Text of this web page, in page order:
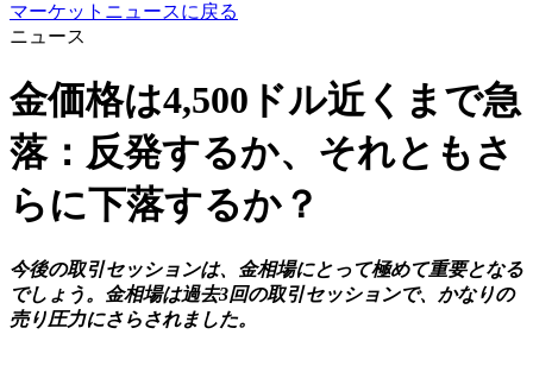
マーケットニュースに戻る
ニュース
金価格は4,500ドル近くまで急
落：反発するか、それともさ
らに下落するか？
今後の取引セッションは、金相場にとって極めて重要となる
でしょう。金相場は過去3回の取引セッションで、かなりの
売り圧力にさらされました。